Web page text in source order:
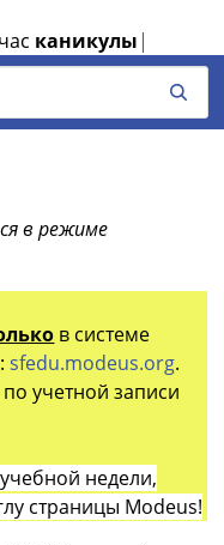
каникулы |
в режиме
в системе
sfedu.modeus.org.
учетной записи
учебной недели,
страницы Modeus!